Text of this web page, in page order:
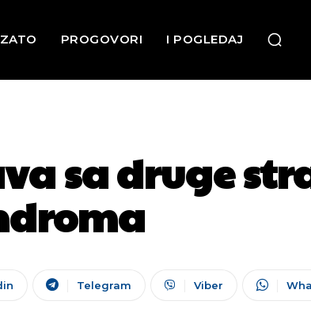
ZATO PROGOVORI I POGLEDAJ
sa druge
Telegram Viber